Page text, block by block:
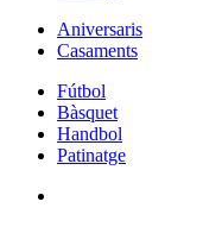
Aniversaris
Casaments
Fútbol
Bàsquet
Handbol
Patinatge